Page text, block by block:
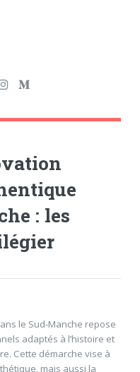
: les
le Sud-Manche repose
adaptés à l’histoire et
Cette démarche vise à
mais aussi la